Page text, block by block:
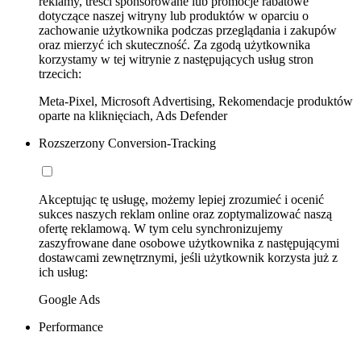
dotyczące naszej witryny lub produktów w oparciu o
zachowanie użytkownika podczas przeglądania i zakupów
oraz mierzyć ich skuteczność. Za zgodą użytkownika
korzystamy w tej witrynie z następujących usług stron
trzecich:
Meta-Pixel, Microsoft Advertising, Rekomendacje produktów
oparte na kliknięciach, Ads Defender
Rozszerzony Conversion-Tracking
Akceptując tę usługę, możemy lepiej zrozumieć i ocenić
sukces naszych reklam online oraz zoptymalizować naszą
ofertę reklamową. W tym celu synchronizujemy
zaszyfrowane dane osobowe użytkownika z następującymi
dostawcami zewnętrznymi, jeśli użytkownik korzysta już z
ich usług:
Google Ads
Performance